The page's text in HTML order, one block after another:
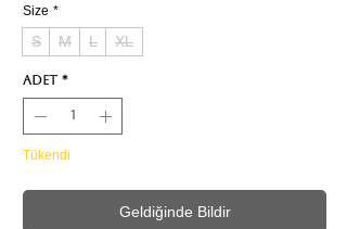
Size *
S M L XL
Adet *
Tükendi
Geldiğinde Bildir